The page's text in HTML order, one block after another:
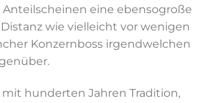
eine ebensogroße
wie vielleicht vor wenigen
Konzernboss irgendwelchen
hunderten Jahren Tradition,